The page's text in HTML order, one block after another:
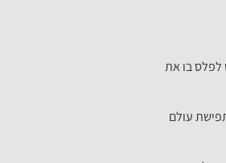
לפלס בו את
עולם